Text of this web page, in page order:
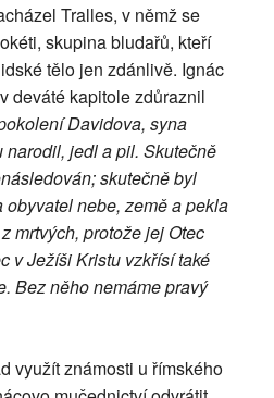
Tralles, v němž se
skupina bludařů, kteří
tělo jen zdánlivě. Ignác
deváté kapitole zdůraznil
Davidova, syna
narodil, jedl a pil. Skutečně
skutečně byl
nebe, země a pekla
mrtvých, protože jej Otec
v Ježíši Kristu vzkřísí také
Bez něho nemáme pravý
využít známosti u římského